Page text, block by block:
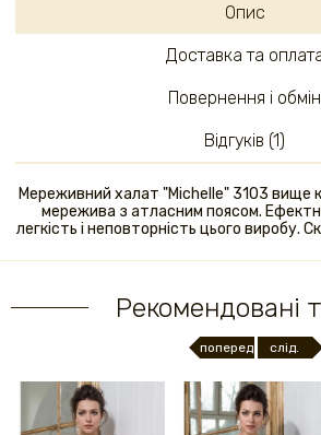
Опис
Мереживний халат "Michelle" 3103 вище
мережива з атласним поясом.
легкість і неповторність цього виробу.
Доставка та
Повернення і обмін
Відгуків (1)
Рекомендовані
поперед. слід.